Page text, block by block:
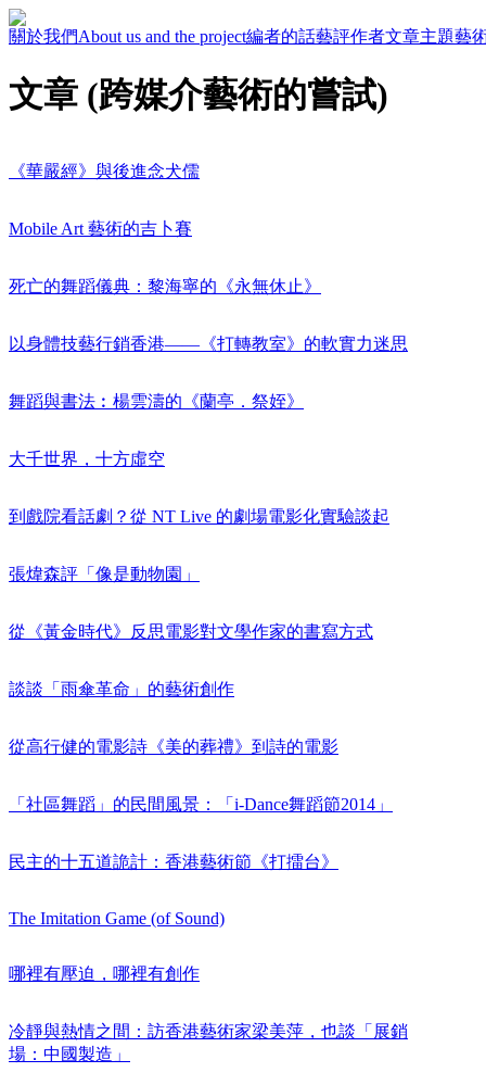
關於我們About us and the project編者的話藝評作者文章主題藝
文章 (跨媒介藝術的嘗試)
《華嚴經》與後進念犬儒
Mobile Art 藝術的吉卜賽
死亡的舞蹈儀典：黎海寧的《永無休止》
以身體技藝行銷香港——《打轉教室》的軟實力迷思
舞蹈與書法︰楊雲濤的《蘭亭．祭姪》
大千世界，十方虛空
到戲院看話劇？從 NT Live 的劇場電影化實驗談起
張煒森評「像是動物園」
從《黃金時代》反思電影對文學作家的書寫方式
談談「雨傘革命」的藝術創作
從高行健的電影詩《美的葬禮》到詩的電影
「社區舞蹈」的民間風景：「i-Dance舞蹈節2014」
民主的十五道詭計：香港藝術節《打擂台》
The Imitation Game (of Sound)
哪裡有壓迫，哪裡有創作
冷靜與熱情之間：訪香港藝術家梁美萍，也談「展銷
場：中國製造」